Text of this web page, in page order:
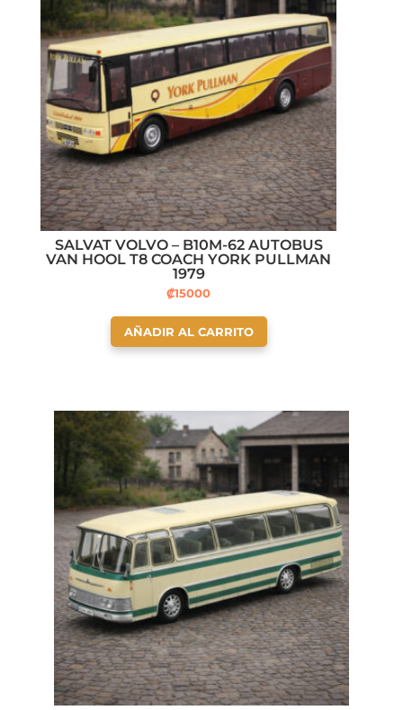
SALVAT VOLVO – B10M-62 AUTOBUS
VAN HOOL T8 COACH YORK PULLMAN
1979
₡15000
AÑADIR AL CARRITO